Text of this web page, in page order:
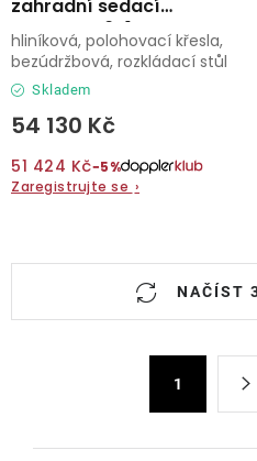
zahradní sedací
souprava 6+1
Skladem
54 130 Kč
51 424 Kč−5%
Zaregistrujte se ›
hliníková, polohovací křesla,
bezúdržbová, rozkládací stůl
O
NAČÍST
1